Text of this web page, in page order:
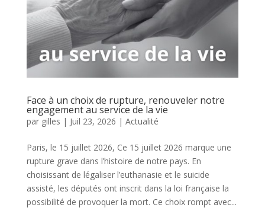
Face à un choix de rupture, renouveler notre
engagement au service de la vie
par gilles | Juil 23, 2026 | Actualité
Paris, le 15 juillet 2026, Ce 15 juillet 2026 marque une
rupture grave dans l’histoire de notre pays. En
choisissant de légaliser l’euthanasie et le suicide
assisté, les députés ont inscrit dans la loi française la
possibilité de provoquer la mort. Ce choix rompt avec...